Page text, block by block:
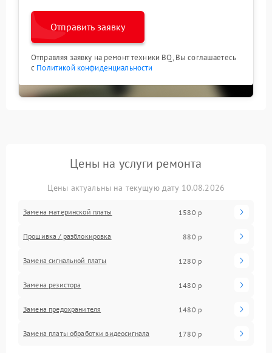
Отправить заявку
Отправляя заявку на ремонт техники BQ, Вы соглашаетесь
с Политикой конфиденциальности
Цены на услуги ремонта
Цены актуальны на текущую дату 10.08.2026
Замена материнской платы 1580 р
Прошивка / разблокировка 880 р
Замена сигнальной платы 1280 р
Замена резистора 1480 р
Замена предохранителя 1480 р
Замена платы обработки видеосигнала 1780 р